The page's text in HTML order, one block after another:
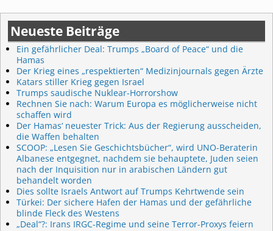
Neueste Beiträge
Ein gefährlicher Deal: Trumps „Board of Peace“ und die
Hamas
Der Krieg eines „respektierten“ Medizinjournals gegen Ärzte
Katars stiller Krieg gegen Israel
Trumps saudische Nuklear-Horrorshow
Rechnen Sie nach: Warum Europa es möglicherweise nicht
schaffen wird
Der Hamas‘ neuester Trick: Aus der Regierung ausscheiden,
die Waffen behalten
SCOOP: „Lesen Sie Geschichtsbücher“, wird UNO-Beraterin
Albanese entgegnet, nachdem sie behauptete, Juden seien
nach der Inquisition nur in arabischen Ländern gut
behandelt worden
Dies sollte Israels Antwort auf Trumps Kehrtwende sein
Türkei: Der sichere Hafen der Hamas und der gefährliche
blinde Fleck des Westens
„Deal“?: Irans IRGC-Regime und seine Terror-Proxys feiern